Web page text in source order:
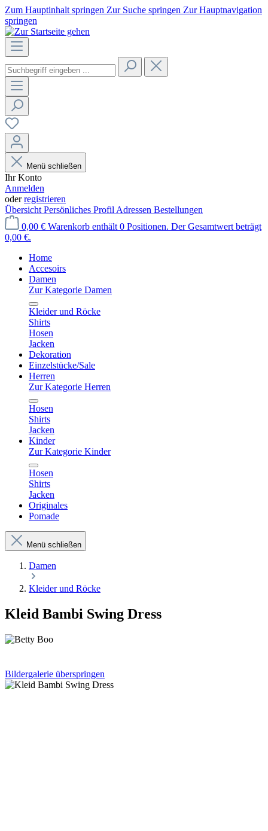
Zum Hauptinhalt springen Zur Suche springen Zur Hauptnavigation
springen
Menü schließen
Ihr Konto
Anmelden
oderregistrieren
Übersicht Persönliches Profil Adressen Bestellungen
0,00 € Warenkorb enthält 0 Positionen. Der Gesamtwert beträgt
0,00 €.
Home
Accesoirs
Damen
Zur Kategorie Damen
Kleider und Röcke
Shirts
Hosen
Jacken
Dekoration
Einzelstücke/Sale
Herren
Zur Kategorie Herren
Hosen
Shirts
Jacken
Kinder
Zur Kategorie Kinder
Hosen
Shirts
Jacken
Originales
Pomade
Menü schließen
Damen
Kleider und Röcke
Kleid Bambi Swing Dress
Bildergalerie überspringen